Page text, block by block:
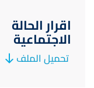
اقرار الحالة
الاجتماعية
تحميل الملف